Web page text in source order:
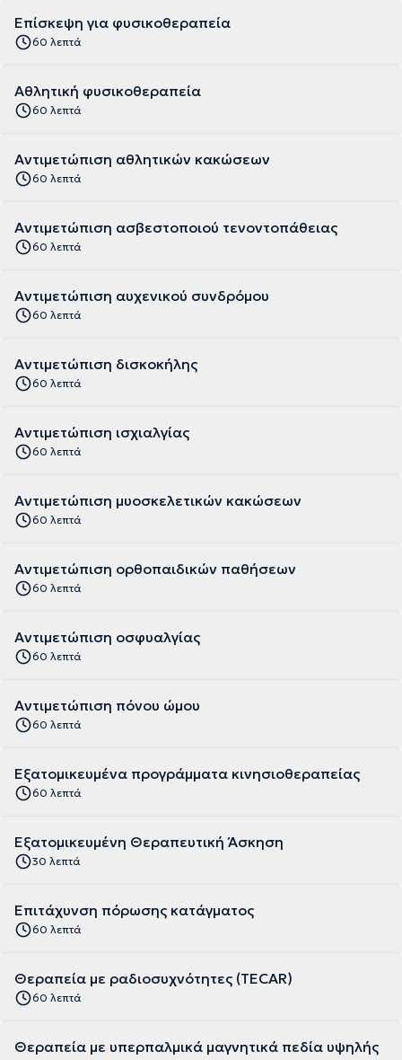
Επίσκεψη για φυσικοθεραπεία
60 λεπτά
Αθλητική φυσικοθεραπεία
60 λεπτά
Αντιμετώπιση αθλητικών κακώσεων
60 λεπτά
Αντιμετώπιση ασβεστοποιού τενοντοπάθειας
60 λεπτά
Αντιμετώπιση αυχενικού συνδρόμου
60 λεπτά
Αντιμετώπιση δισκοκήλης
60 λεπτά
Αντιμετώπιση ισχιαλγίας
60 λεπτά
Αντιμετώπιση μυοσκελετικών κακώσεων
60 λεπτά
Αντιμετώπιση ορθοπαιδικών παθήσεων
60 λεπτά
Αντιμετώπιση οσφυαλγίας
60 λεπτά
Αντιμετώπιση πόνου ώμου
60 λεπτά
Εξατομικευμένα προγράμματα κινησιοθεραπείας
60 λεπτά
Εξατομικευμένη Θεραπευτική Άσκηση
30 λεπτά
Επιτάχυνση πόρωσης κατάγματος
60 λεπτά
Θεραπεία με ραδιοσυχνότητες (TECAR)
60 λεπτά
Θεραπεία με υπερπαλμικά μαγνητικά πεδία υψηλής